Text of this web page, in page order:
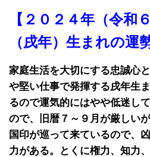
【２０２４年（令和
（戌年）生まれの運勢
家庭生活を大切にする忠誠心
や堅い仕事で発揮する戌年生
るので運気的にはやや低迷し
ので、旧暦７～９月が厳しい
国印が巡って来ているので、
力がある。とくに権力、知力